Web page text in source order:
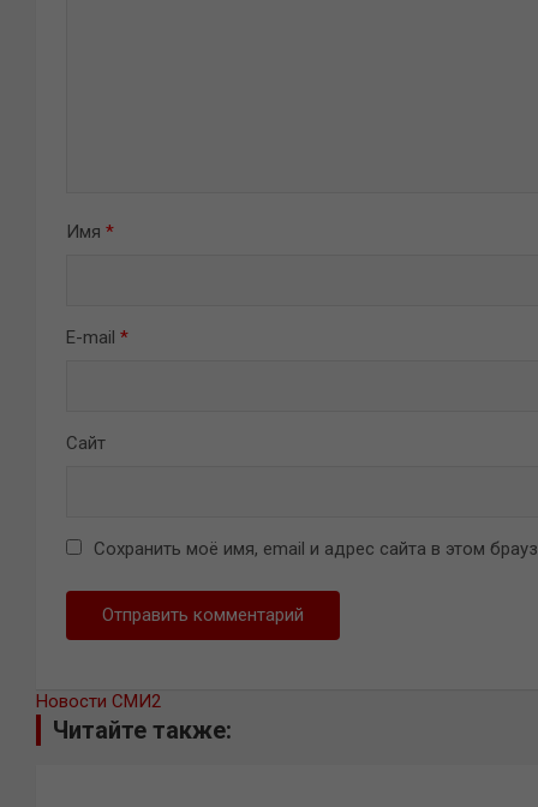
Имя *
E-mail *
Сайт
Сохранить моё имя, email и адрес сайта в этом
Новости СМИ2
Читайте также: